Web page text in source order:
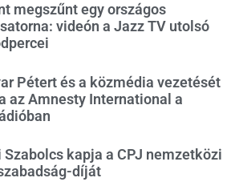
megszűnt egy országos
videón a Jazz TV utolsó
Pétert és a közmédia vezetését
az Amnesty International a
Szabolcs kapja a CPJ nemzetközi
díját